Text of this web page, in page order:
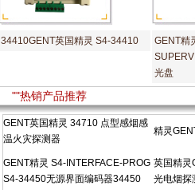
34410GENT英国精灵 S4-34410
GENT精
光盘
""热销产品推荐
GENT英国精灵 34710 点型感烟感
温火灾探测器
精灵
GENT精灵 S4-INTERFACE-PROG
S4-34450无源界面编码器34450
英国精灵
光电烟探